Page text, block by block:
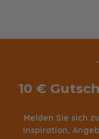
10 €
Melden Sie sich
Inspiration,